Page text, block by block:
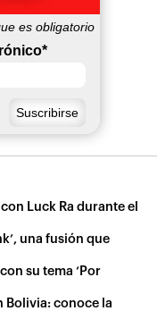
es obligatorio
*
Luck Ra durante el
una fusión que
su tema ‘Por
Bolivia: conoce la